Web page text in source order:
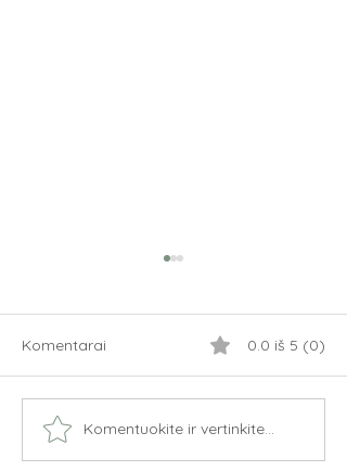
Levandų žydėjimas –
pats gražiausias metas
Komentarai 0.0 iš 5 (0)
Komentuokite ir vertinkite...